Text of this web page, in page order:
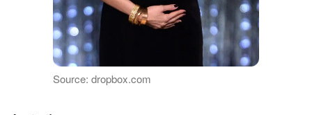
Source: dropbox.com